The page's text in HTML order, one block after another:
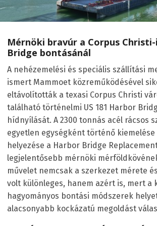
Mérnöki bravúr a Corpus
Bridge bontásánál
A nehézemelési és speciális szállítási
ismert Mammoet közreműködésével
eltávolították a texasi Corpus Christi
található történelmi US 181 Harbor
hídnyílását. A 2300 tonnás acél rácsos
egyetlen egységként történő kiemelése
helyezése a Harbor Bridge
legjelentősebb mérnöki
művelet nemcsak a szerkezet mérete
volt különleges, hanem azért is, mert a
hagyományos bontási módszerek
alacsonyabb kockázatú megoldást